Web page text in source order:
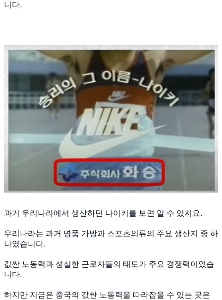
니다.
과거 우리나라에서 생산하던 나이키를 보면 알 수 있지요.
우리나라는 과거 명품 가방과 스포츠의류의 주요 생산지 중 하
나였습니다.
값싼 노동력과 성실한 근로자들의 태도가 주요 경쟁력이었습
니다.
하지만 지금은 중국의 값싼 노동력을 따라잡을 수 있는 곳은